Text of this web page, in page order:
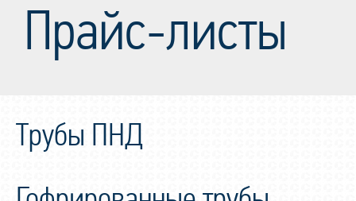
Прайс-листы
Трубы ПНД